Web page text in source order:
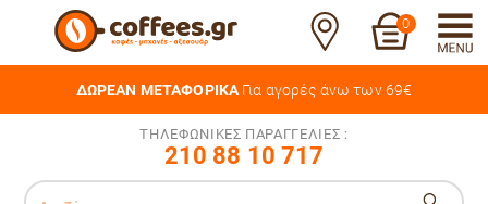
0
ΔΩΡΕΑΝ ΜΕΤΑΦΟΡΙΚΑ Για αγορές άνω των 69€
ΤΗΛΕΦΩΝΙΚΕΣ ΠΑΡΑΓΓΕΛΙΕΣ :
210 88 10 717